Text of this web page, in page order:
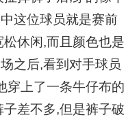
这位球员就是赛前
休闲,而且颜色也是
之后,看到对手球员
穿上了一条牛仔布的
差不多,但是裤子破